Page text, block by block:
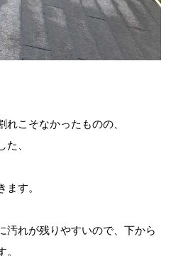
こそなかったものの、
、
す。
汚れが残りやすいので、下から